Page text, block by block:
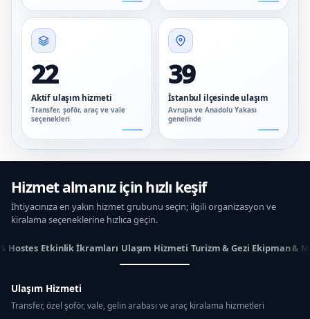
22
Aktif ulaşım hizmeti
Transfer, şoför, araç ve vale
seçenekleri
39
İstanbul ilçesinde ulaşım
Avrupa ve Anadolu Yakası
genelinde
Hizmet almanız için hızlı keşif
İhtiyacınıza en yakın hizmet grubunu seçin; ilgili organizasyon ve
kiralama seçeneklerine hızlıca geçin.
Hostes Etkinlik İkramları Ulaşım Hizmeti Turizm & Gezi Ekipman &
Ulaşım Hizmeti
Transfer, özel şoför, vale, gelin arabası ve araç kiralama hizmetleri